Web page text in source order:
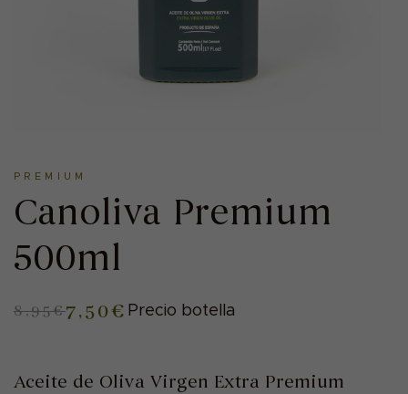
PREMIUM
Canoliva Premium
500ml
8,95€7,50€ Precio botella
Aceite de Oliva Virgen Extra Premium